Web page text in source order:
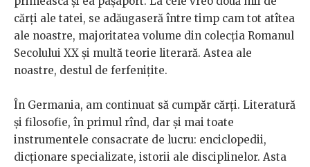
cărți ale tatei, se adăugaseră între timp cam tot atîtea
ale noastre, majoritatea volume din colecția Romanul
Secolului XX și multă teorie literară. Astea ale
noastre, destul de ferfenițite.
În Germania, am continuat să cumpăr cărți. Literatură
și filosofie, în primul rînd, dar și mai toate
instrumentele consacrate de lucru: enciclopedii,
dicționare specializate, istorii ale disciplinelor. Asta